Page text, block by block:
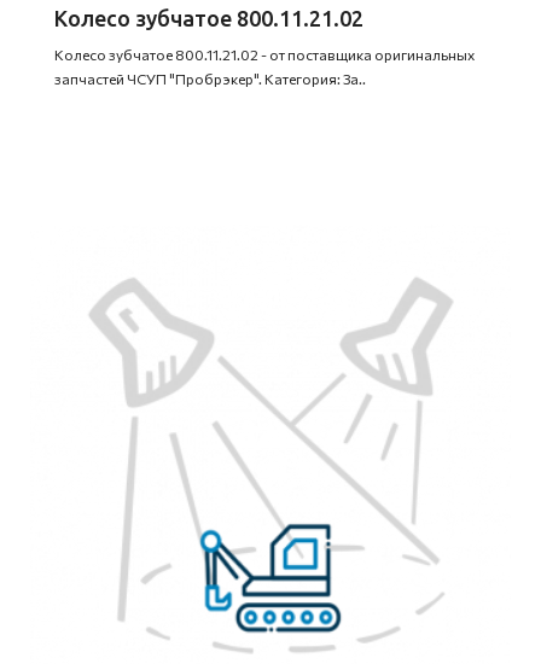
Колесо зубчатое 800.11.21.02
Колесо зубчатое 800.11.21.02 - от поставщика оригинальных
запчастей ЧСУП "Пробрэкер". Категория: За..